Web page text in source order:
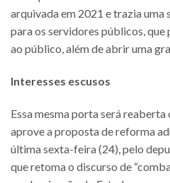
arquivada em 2021 e trazia uma
para os servidores públicos,
ao público, além de abrir uma
Interesses escusos
Essa mesma porta será
aprove a proposta de reforma
última sexta-feira (24), pelo
que retoma o discurso de